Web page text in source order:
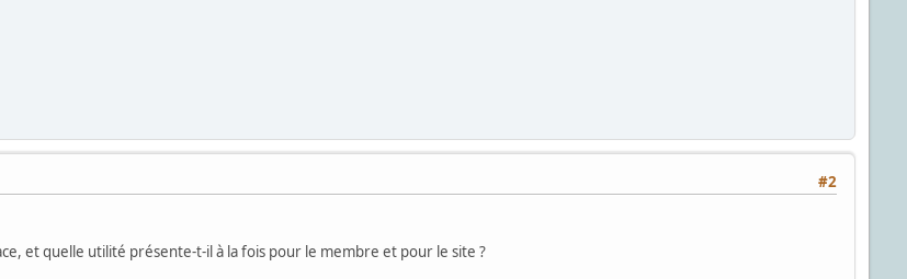
#2
et quelle utilité présente-t-il à la fois pour le membre et pour le site ?